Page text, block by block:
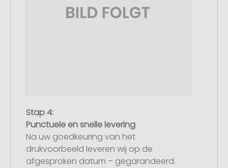
Stap 4:
Punctuele en snelle levering
Na uw goedkeuring van het
drukvoorbeeld leveren wij op de
afgesproken datum – gegarandeerd.